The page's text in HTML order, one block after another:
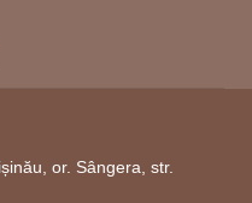
or. Sângera, str.